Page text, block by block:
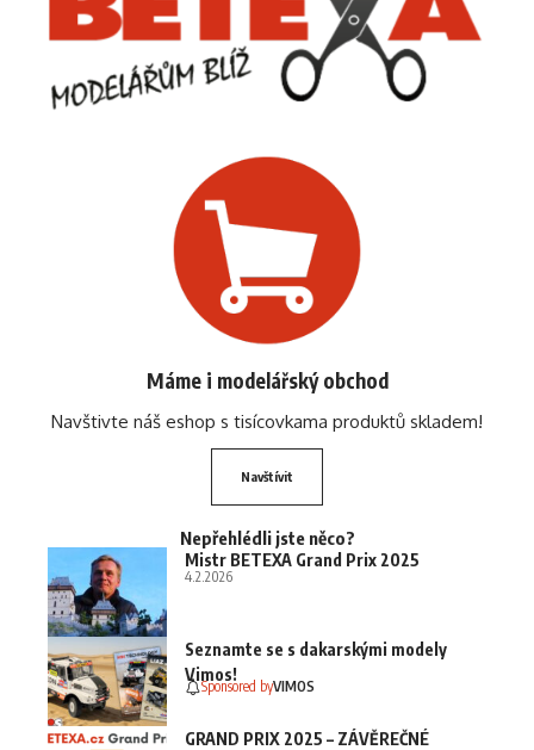
Máme i modelářský obchod
Navštivte náš eshop s tisícovkama produktů skladem!
Navštívit
Nepřehlédli jste něco?
Mistr BETEXA Grand Prix 2025
4.2.2026
Seznamte se s dakarskými modely
Vimos!
Sponsored byVIMOS
GRAND PRIX 2025 – ZÁVĚREČNÉ